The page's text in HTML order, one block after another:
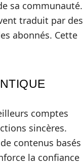
sa communauté.
traduit par des
abonnés. Cette
comptes
sincères.
contenus basés
la confiance